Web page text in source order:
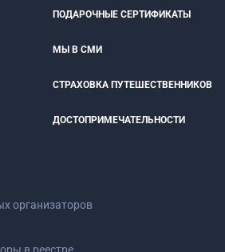
ПОДАРОЧНЫЕ СЕРТИФИКАТЫ
МЫ В СМИ
СТРАХОВКА ПУТЕШЕСТВЕННИКОВ
ДОСТОПРИМЕЧАТЕЛЬНОСТИ
организаторов